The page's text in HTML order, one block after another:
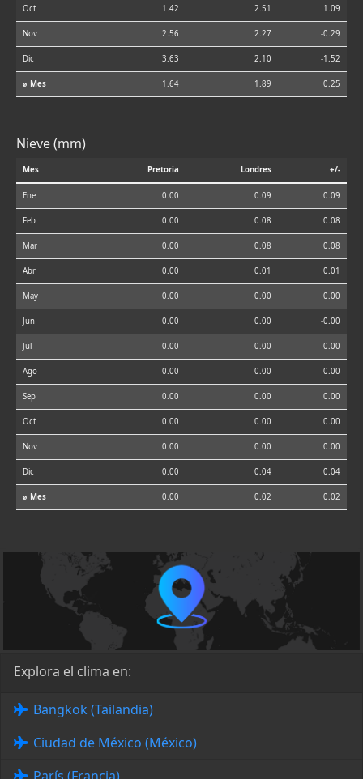
Oct 1.42 2.51 1.09
Nov 2.56 2.27 -0.29
Dic 3.63 2.10 -1.52
⌀ Mes 1.64 1.89 0.25
Nieve (mm)
Mes Pretoria Londres +/-
Ene 0.00 0.09 0.09
Feb 0.00 0.08 0.08
Mar 0.00 0.08 0.08
Abr 0.00 0.01 0.01
May 0.00 0.00 0.00
Jun 0.00 0.00 -0.00
Jul 0.00 0.00 0.00
Ago 0.00 0.00 0.00
Sep 0.00 0.00 0.00
Oct 0.00 0.00 0.00
Nov 0.00 0.00 0.00
Dic 0.00 0.04 0.04
⌀ Mes 0.00 0.02 0.02
Explora el clima en:
Bangkok (Tailandia)
Ciudad de México (México)